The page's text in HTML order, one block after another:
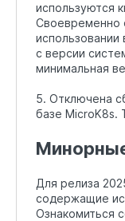
используются
Своевременно
с версии
минимальная
5. Отключена
базе MicroK8s.
Для релиза
содержащие
Ознакомиться